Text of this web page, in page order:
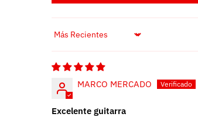
Sort by
MARCO MERCADO
Excelente guitarra